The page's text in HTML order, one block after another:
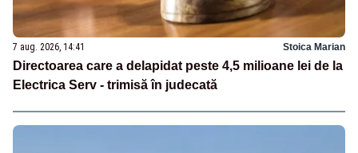
7 aug. 2026, 14:41 Stoica Marian
Directoarea care a delapidat peste 4,5 milioane lei de la
Electrica Serv - trimisă în judecată